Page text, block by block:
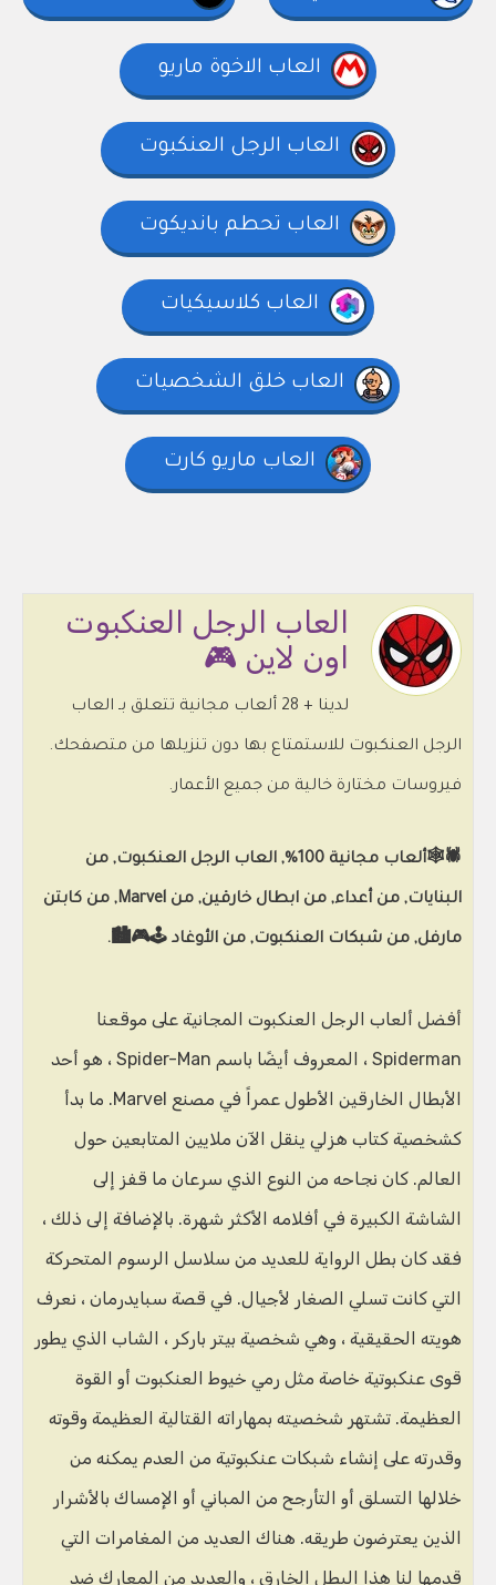
العاب الاخوة ماريو
العاب الرجل العنكبوت
العاب تحطم بانديكوت
العاب كلاسيكيات
العاب خلق الشخصيات
العاب ماريو كارت
العاب الرجل العنكبوت
اون لاين 🎮
لدينا + 28 ألعاب مجانية تتعلق بـ العاب
الرجل العنكبوت للاستمتاع بها دون تنزيلها من متصفحك.
فيروسات مختارة خالية من جميع الأعمار.
🕷️🕸️ألعاب مجانية 100%, العاب الرجل العنكبوت, من
البنايات, من أعداء, من ابطال خارقين, من Marvel, من كابتن
مارفل, من شبكات العنكبوت, من الأوغاد 🕹️🎮🏙️.
أفضل ألعاب الرجل العنكبوت المجانية على موقعنا
Spiderman ، المعروف أيضًا باسم Spider-Man ، هو أحد
الأبطال الخارقين الأطول عمراً في مصنع Marvel. ما بدأ
كشخصية كتاب هزلي ينقل الآن ملايين المتابعين حول
العالم. كان نجاحه من النوع الذي سرعان ما قفز إلى
الشاشة الكبيرة في أفلامه الأكثر شهرة. بالإضافة إلى ذلك ،
فقد كان بطل الرواية للعديد من سلاسل الرسوم المتحركة
التي كانت تسلي الصغار لأجيال. في قصة سبايدرمان ، نعرف
هويته الحقيقية ، وهي شخصية بيتر باركر ، الشاب الذي يطور
قوى عنكبوتية خاصة مثل رمي خيوط العنكبوت أو القوة
العظيمة. تشتهر شخصيته بمهاراته القتالية العظيمة وقوته
وقدرته على إنشاء شبكات عنكبوتية من العدم يمكنه من
خلالها التسلق أو التأرجح من المباني أو الإمساك بالأشرار
الذين يعترضون طريقه. هناك العديد من المغامرات التي
قدمها لنا هذا البطل الخارق ، والعديد من المعارك ضد